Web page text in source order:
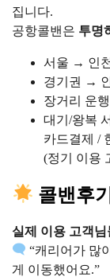
집니다.
공항콜밴은 투명
서울 → 인
경기권 →
장거리 운
대기/왕복
카드결제 /
(정기 이용
콜밴후기
실제 이용 고객
“캐리어가 많
게 이동했어요.”